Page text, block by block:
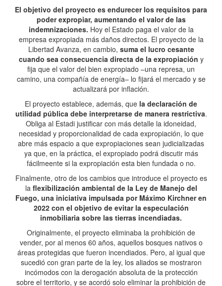
El objetivo del proyecto es endurecer los requisitos para
poder expropiar, aumentando el valor de las
indemnizaciones. Hoy el Estado paga el valor de la
empresa expropiada más daños directos. El proyecto de la
Libertad Avanza, en cambio, suma el lucro cesante
cuando sea consecuencia directa de la expropiación y
fija que el valor del bien expropiado –una represa, un
camino, una compañía de energía– lo fijará el mercado y se
actualizará por inflación.
El proyecto establece, además, que la declaración de
utilidad pública debe interpretarse de manera restrictiva.
Obliga al Estadi justificar con más detalle la idoneidad,
necesidad y proporcionalidad de cada expropiación, lo que
abre más espacio a que expropiaciones sean judicializadas
ya que, en la práctica, el expropiado podrá discutir más
fácilmeente si la expropiación esta bien fundada o no.
Finalmente, otro de los cambios que introduce el proyecto es
la flexibilización ambiental de la Ley de Manejo del
Fuego, una iniciativa impulsada por Máximo Kirchner en
2022 con el objetivo de evitar la especulación
inmobiliaria sobre las tierras incendiadas.
Originalmente, el proyecto eliminaba la prohibición de
vender, por al menos 60 años, aquellos bosques nativos o
áreas protegidas que fueron incendiados. Pero, al igual que
sucedió con gran parte de la ley, los aliados se mostraron
incómodos con la derogación absoluta de la protección
sobre el territorio, y se acordó solo eliminar la prohibición de